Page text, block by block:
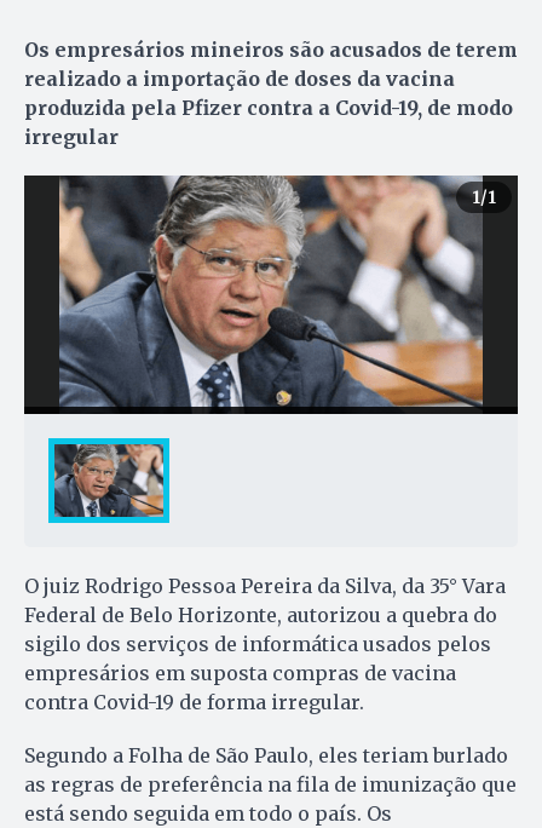
Os empresários mineiros são acusados de terem
realizado a importação de doses da vacina
produzida pela Pfizer contra a Covid-19, de modo
irregular
1/1
O juiz Rodrigo Pessoa Pereira da Silva, da 35° Vara
Federal de Belo Horizonte, autorizou a quebra do
sigilo dos serviços de informática usados pelos
empresários em suposta compras de vacina
contra Covid-19 de forma irregular.
Segundo a Folha de São Paulo, eles teriam burlado
as regras de preferência na fila de imunização que
está sendo seguida em todo o país. Os